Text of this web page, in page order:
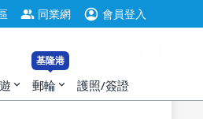
group 同業網 account_circle 會員登入
expand_more
基隆港
郵輪 expand_more 護照/簽證